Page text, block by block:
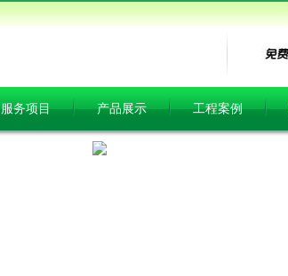
服务项目 产品展示 工程案例